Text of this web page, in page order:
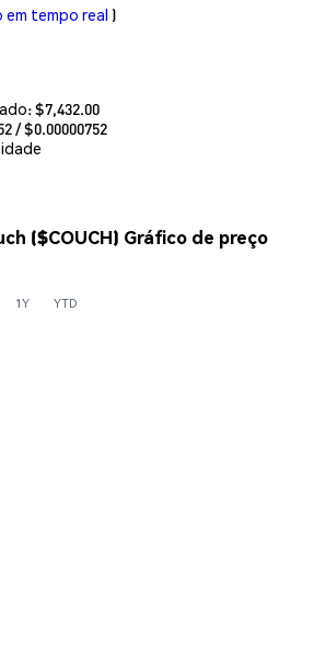
em tempo real )
$7,432.00
/ $0.00000752
($COUCH) Gráfico de preço
1Y YTD